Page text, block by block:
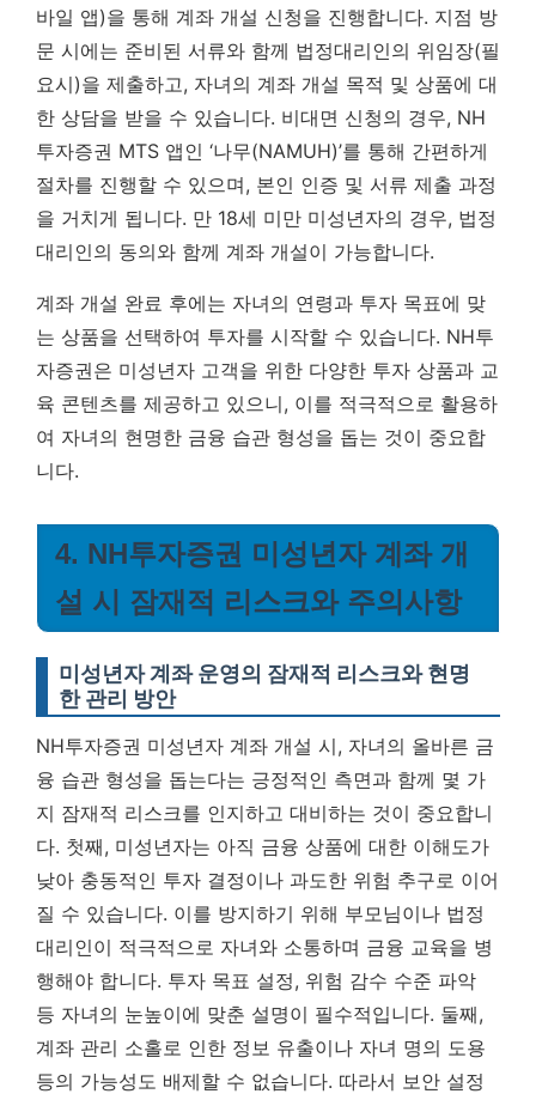
바일 앱)을 통해 계좌 개설 신청을 진행합니다. 지점 방
문 시에는 준비된 서류와 함께 법정대리인의 위임장(필
요시)을 제출하고, 자녀의 계좌 개설 목적 및 상품에 대
한 상담을 받을 수 있습니다. 비대면 신청의 경우, NH
투자증권 MTS 앱인 ‘나무(NAMUH)’를 통해 간편하게
절차를 진행할 수 있으며, 본인 인증 및 서류 제출 과정
을 거치게 됩니다. 만 18세 미만 미성년자의 경우, 법정
대리인의 동의와 함께 계좌 개설이 가능합니다.
계좌 개설 완료 후에는 자녀의 연령과 투자 목표에 맞
는 상품을 선택하여 투자를 시작할 수 있습니다. NH투
자증권은 미성년자 고객을 위한 다양한 투자 상품과 교
육 콘텐츠를 제공하고 있으니, 이를 적극적으로 활용하
여 자녀의 현명한 금융 습관 형성을 돕는 것이 중요합
니다.
4. NH투자증권 미성년자 계좌 개
설 시 잠재적 리스크와 주의사항
미성년자 계좌 운영의 잠재적 리스크와 현명
한 관리 방안
NH투자증권 미성년자 계좌 개설 시, 자녀의 올바른 금
융 습관 형성을 돕는다는 긍정적인 측면과 함께 몇 가
지 잠재적 리스크를 인지하고 대비하는 것이 중요합니
다. 첫째, 미성년자는 아직 금융 상품에 대한 이해도가
낮아 충동적인 투자 결정이나 과도한 위험 추구로 이어
질 수 있습니다. 이를 방지하기 위해 부모님이나 법정
대리인이 적극적으로 자녀와 소통하며 금융 교육을 병
행해야 합니다. 투자 목표 설정, 위험 감수 수준 파악
등 자녀의 눈높이에 맞춘 설명이 필수적입니다. 둘째,
계좌 관리 소홀로 인한 정보 유출이나 자녀 명의 도용
등의 가능성도 배제할 수 없습니다. 따라서 보안 설정